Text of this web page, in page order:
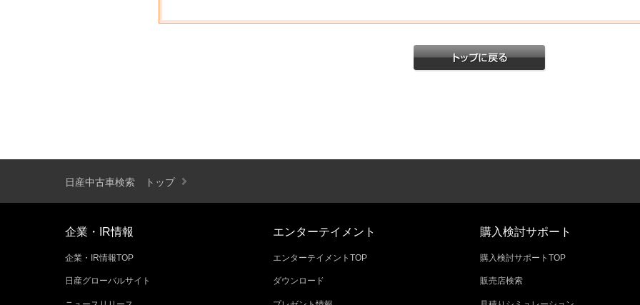
日産中古車検索 トップ
企業・IR情報
企業・IR情報TOP
日産グローバルサイト
エンターテイメント
エンターテイメントTOP
ダウンロード
購入検討サポート
購入検討サポートTOP
販売店検索